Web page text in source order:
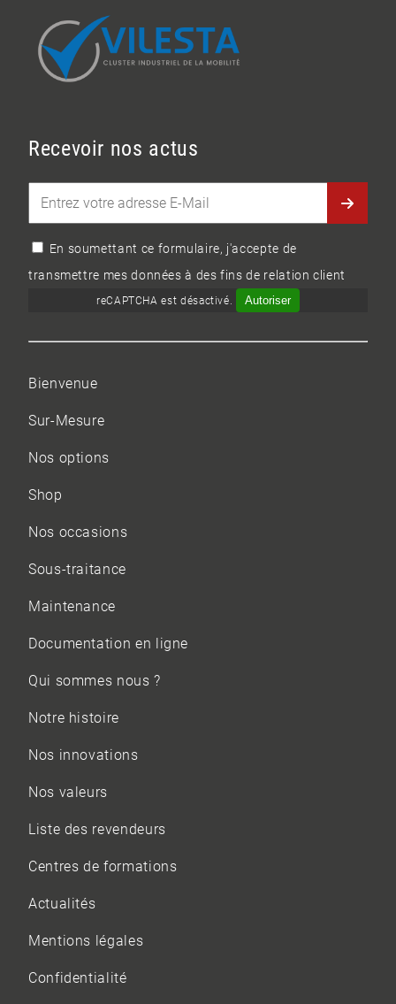
Recevoir nos actus
En soumettant ce formulaire, j'accepte de
transmettre mes données à des fins de relation client
reCAPTCHA est désactivé. Autoriser
Bienvenue
Sur-Mesure
Nos options
Shop
Nos occasions
Sous-traitance
Maintenance
Documentation en ligne
Qui sommes nous ?
Notre histoire
Nos innovations
Nos valeurs
Liste des revendeurs
Centres de formations
Actualités
Mentions légales
Confidentialité